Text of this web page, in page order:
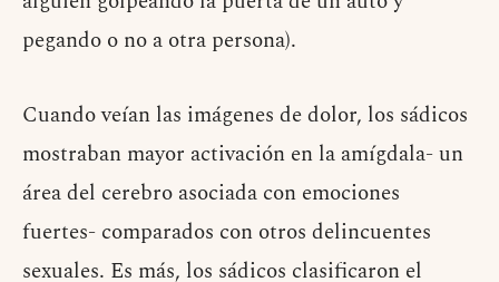
pegando o no a otra persona).
Cuando veían las imágenes de dolor, los sádicos
mostraban mayor activación en la amígdala- un
área del cerebro asociada con emociones
fuertes- comparados con otros delincuentes
sexuales. Es más, los sádicos clasificaron el